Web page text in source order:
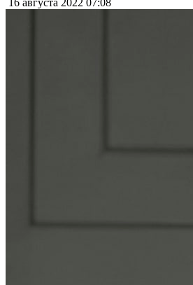
16 августа 2022 07:08